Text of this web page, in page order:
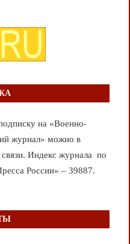
на «Военно-
журнал» можно в
связи. Индекс журнала по
России» – 39887.